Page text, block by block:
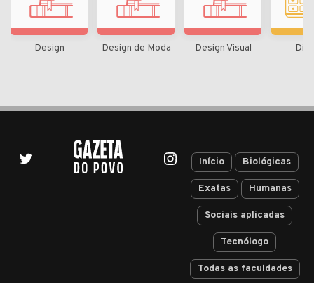
Design Design de Moda Design Visual
Início Biológicas
Exatas Humanas
Sociais aplicadas
Tecnólogo
Todas as faculdades